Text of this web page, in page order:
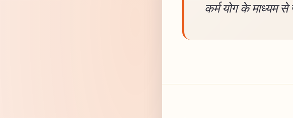
कर्म योग के माध्यम